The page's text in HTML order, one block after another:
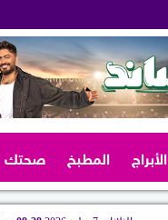
الأبراج المطبخ صحتك